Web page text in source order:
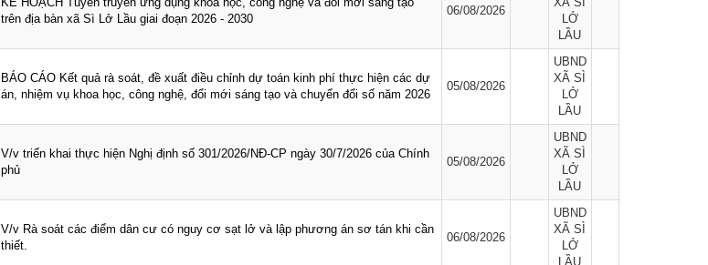
trên địa bàn xã Sì Lở Lầu giai đoạn 2026 - 2030
06/08/2026
LỞ
LẦU
BÁO CÁO Kết quả rà soát, đề xuất điều chỉnh dự toán kinh phí thực hiện các dự
án, nhiệm vụ khoa học, công nghệ, đổi mới sáng tạo và chuyển đổi số năm 2026
05/08/2026
UBND
XÃ SÌ
LỞ
LẦU
V/v triển khai thực hiện Nghị định số 301/2026/NĐ-CP ngày 30/7/2026 của Chính
phủ
05/08/2026
UBND
XÃ SÌ
LỞ
LẦU
V/v Rà soát các điểm dân cư có nguy cơ sạt lở và lập phương án sơ tán khi cần
thiết.
06/08/2026
UBND
XÃ SÌ
LỞ
LẦU